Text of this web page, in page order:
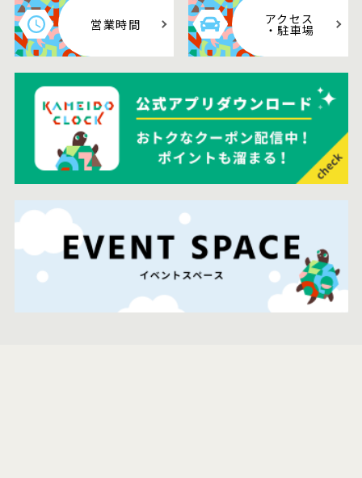
営業時間 アクセス
・駐車場